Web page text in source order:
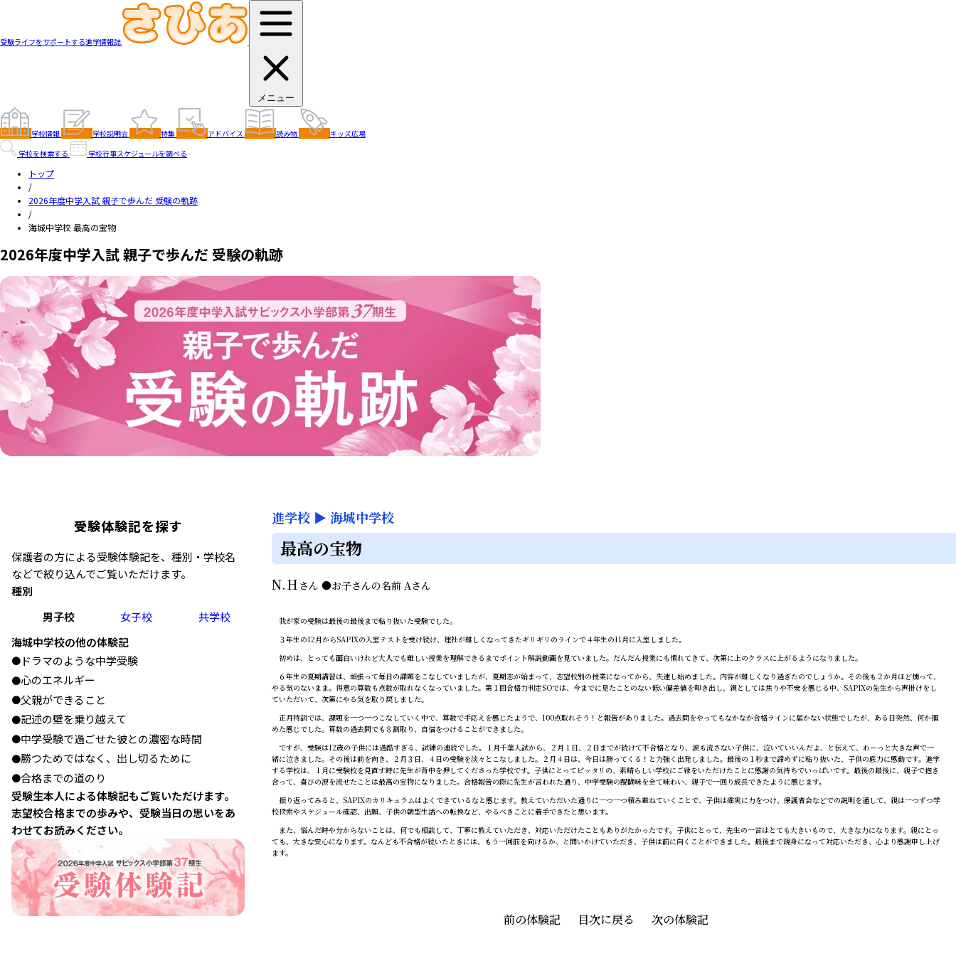
受験ライフをサポートする進学情報誌
メニュー
学校情報 学校説明会 特集 アドバイス 読み物
キッズ広場
学校を検索する
学校行事スケジュールを調べる
トップ
/
2026年度中学入試 親子で歩んだ 受験の軌跡
/
海城中学校 最高の宝物
2026年度中学入試 親子で歩んだ 受験の軌跡
受験体験記を探す
保護者の方による受験体験記を、種別・学校名
などで絞り込んでご覧いただけます。
種別
男子校
女子校
共学校
海城中学校の他の体験記
● ドラマのような中学受験
●心のエネルギー
●父親ができること
●記述の壁を乗り越えて
●中学受験で過ごせた彼との濃密な時間
●勝つためではなく、出し切るために
●合格までの道のり
受験生本人による体験記もご覧いただけます。
志望校合格までの歩みや、受験当日の思いをあ
わせてお読みください。
進学校 ▶ 海城中学校
最高の宝物
N.H さん ●お子さんの名前 Aさん
我が家の受験は最後の最後まで粘り抜いた受験でした。
３年生の12月からSAPIXの入室テストを受け続け、理社が難しくなってきたギリギリのラインで４年生の11月に入室しました。
初めは、とっても面白いけれど大人でも難しい授業を理解できるまでポイント解説動画を見ていました。だんだん授業にも慣れてきて、次第に上のクラスに上がるようになりました。
６年生の夏期講習は、頑張って毎日の課題をこなしていましたが、夏期志が始まって、志望校別の授業になってから、失速し始めました。内容が難しくなり過ぎたのでしょうか。その後も２か月ほど燻って、
やる気のないまま。得意の算数も点数が取れなくなっていました。第１回合格力判定SOでは、今までに見たことのない低い偏差値を叩き出し、親としては焦りや不安を感じる中、SAPIXの先生から声掛けをし
ていただいて、次第にやる気を取り戻しました。
正月特訓では、課題を一つ一つこなしていく中で、算数で手応えを感じたようで、100点取れそう！と報告がありました。過去問をやってもなかなか合格ラインに届かない状態でしたが、ある日突然、何か掴
めた感じでした。算数の過去問でも８割取り、自信をつけることができました。
ですが、受験は12歳の子供には過酷すぎる、試練の連続でした。１月千葉入試から、２月１日、２日までが続けて不合格となり、涙も流さない子供に、泣いていいんだよ、と伝えて、わーっと大きな声で一
緒に泣きました。その後は前を向き、２月３日、４日の受験を淡々とこなしました。２月４日は、今日は勝ってくる！と力強く出発しました。最後の１秒まで諦めずに粘り抜いた、子供の底力に感動です。進学
する学校は、１月に受験校を見直す時に先生が背中を押してくださった学校です。子供にとってピッタリの、素晴らしい学校にご縁をいただけたことに感謝の気持ちでいっぱいです。最後の最後に、親子で抱き
合って、喜びの涙を流せたことは最高の宝物になりました。合格報告の際に先生が言われた通り、中学受験の醍醐味を全て味わい、親子で一回り成長できたように感じます。
振り返ってみると、SAPIXのカリキュラムはよくできているなと感じます。教えていただいた通りに一つ一つ積み重ねていくことで、子供は確実に力をつけ、保護者会などでの説明を通して、親は一つずつ学
校探索やスケジュール確認、出願、子供の朝型生活への転換など、やるべきことに着手できたと思います。
また、悩んだ時や分からないことは、何でも相談して、丁寧に教えていただき、対応いただけたこともありがたかったです。子供にとって、先生の一言はとても大きいもので、大きな力になります。親にとっ
ても、大きな安心になります。なんども不合格が続いたときには、もう一回前を向けるか、と問いかけていただき、子供は前に向くことができました。最後まで親身になって対応いただき、心より感謝申し上げ
ます。
前の体験記 目次に戻る 次の体験記